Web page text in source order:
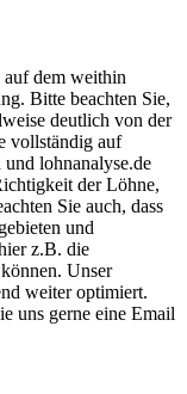
auf dem weithin
Bitte beachten Sie,
deutlich von der
vollständig auf
lohnanalyse.de
der Löhne,
Sie auch, dass
und
z.B. die
Unser
weiter optimiert.
uns gerne eine Email